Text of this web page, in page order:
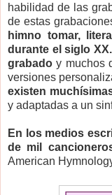
habilidad de las
de estas
himno tomar,
durante el siglo XX.
grabado y muchos
versiones
existen
y adaptadas a un
En los medios
de mil
American